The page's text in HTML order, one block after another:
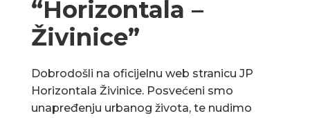
“Horizontala –
Živinice”
Dobrodošli na oficijelnu web stranicu JP
Horizontala Živinice. Posvećeni smo
unapređenju urbanog života, te nudimo